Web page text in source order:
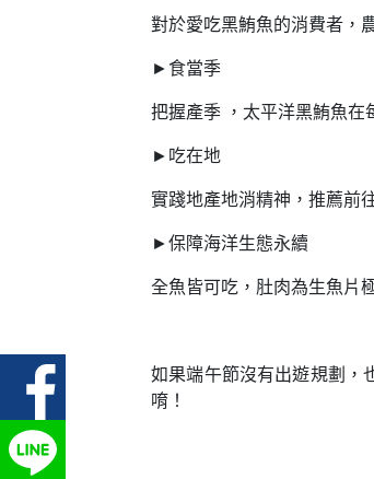
對於愛吃黑鮪魚的消費者，
►食當季
把握產季 ，太平洋黑鮪魚在
►吃在地
實踐地產地消精神，推薦前
►保障海洋生態永續
全魚皆可吃，肚肉為生魚片
如果端午節沒有出遊規劃，
唷！